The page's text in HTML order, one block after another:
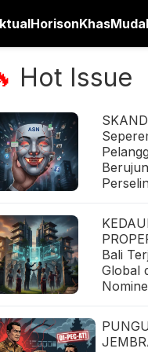
HorisonKhasMuda
Hot Issue
Bali
Global